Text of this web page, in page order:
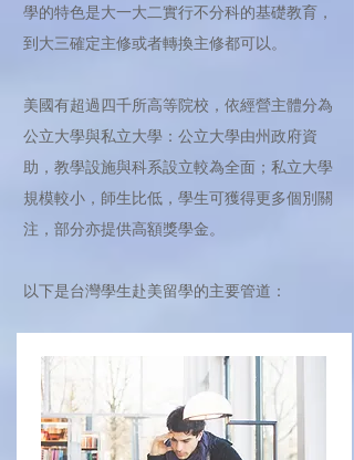
學的特色是大一大二實行不分科的基礎教育，
到大三確定主修或者轉換主修都可以。
美國有超過四千所高等院校，依經營主體分為
公立大學與私立大學：公立大學由州政府資
助，教學設施與科系設立較為全面；私立大學
規模較小，師生比低，學生可獲得更多個別關
注，部分亦提供高額獎學金。
以下是台灣學生赴美留學的主要管道：